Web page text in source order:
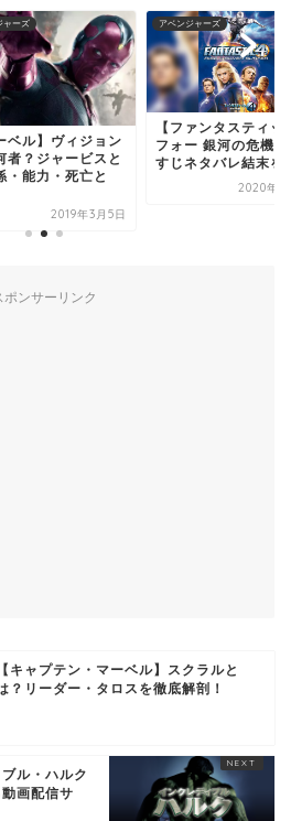
ャーズ
ンタスティック・
銀河の危機】あら
タバレ結末を徹...
2020年5月2日
アベンジャーズ
【ネタバレ】「ブラ
ウィドウ」あらすじ
スト結末！伏線から
ポンサーリンク
【キャプテン・マーベル】スクラルと
？リーダー・タロスを徹底解剖！
ル・ハルク
画配信サ